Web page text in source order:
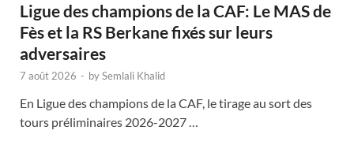
Ligue des champions de la CAF: Le MAS de
Fès et la RS Berkane fixés sur leurs
adversaires
7 août 2026 - bySemlali Khalid
En Ligue des champions de la CAF, le tirage au sort des
tours préliminaires 2026-2027 …